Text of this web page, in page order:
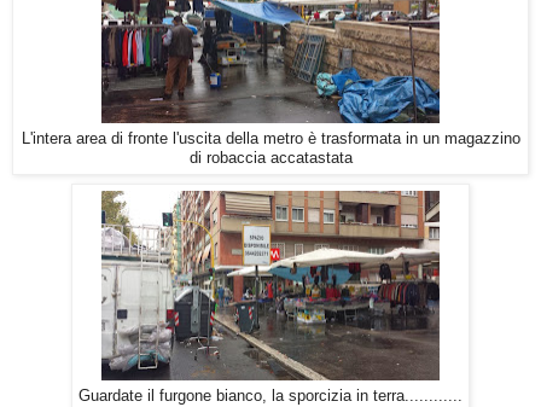
L'intera area di fronte l'uscita della metro è trasformata in un magazzino
di robaccia accatastata
Guardate il furgone bianco, la sporcizia in terra............